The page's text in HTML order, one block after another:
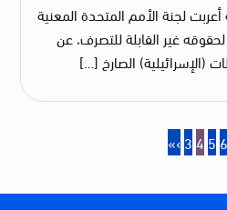
لجنة الأمم المتحدة المعنية
غير القابلة للتصرف، عن
(الإسرائيلية) الصارخ […]
«‹ 34 5 6